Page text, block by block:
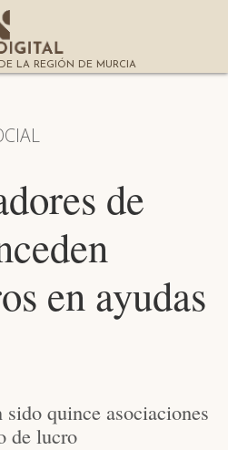
LA REGIÓN DE MURCIA
de
en ayudas
quince asociaciones
de lucro